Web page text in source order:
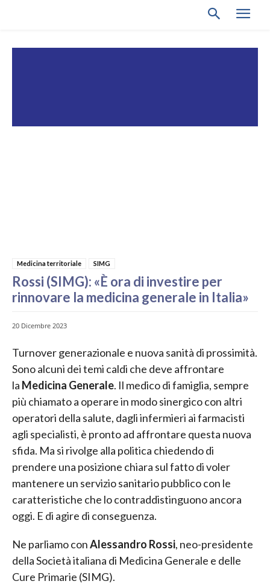
Medicina territoriale SIMG
Rossi (SIMG): «È ora di investire per
rinnovare la medicina generale in Italia»
20 Dicembre 2023
Turnover generazionale e nuova sanità di prossimità.
Sono alcuni dei temi caldi che deve affrontare
la Medicina Generale. Il medico di famiglia, sempre
più chiamato a operare in modo sinergico con altri
operatori della salute, dagli infermieri ai farmacisti
agli specialisti, è pronto ad affrontare questa nuova
sfida. Ma si rivolge alla politica chiedendo di
prendere una posizione chiara sul fatto di voler
mantenere un servizio sanitario pubblico con le
caratteristiche che lo contraddistinguono ancora
oggi. E di agire di conseguenza.
Ne parliamo conAlessandro Rossi, neo-presidente
della Società italiana di Medicina Generale e delle
Cure Primarie (SIMG).